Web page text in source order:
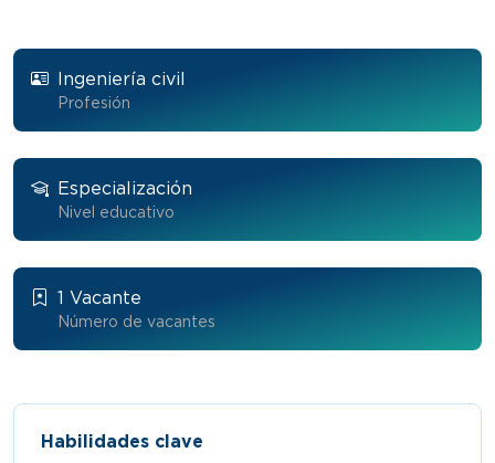
Ingeniería civil
Profesión
Especialización
Nivel educativo
1 Vacante
Número de vacantes
Habilidades clave